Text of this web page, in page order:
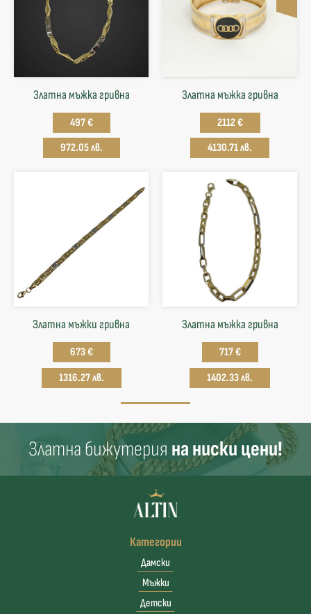
Златна мъжка гривна
497 €
972.05 лв.
Златна мъжка гривна
2112 €
4130.71 лв.
Златна мъжки гривна
673 €
1316.27 лв.
Златна мъжка гривна
717 €
1402.33 лв.
Златна бижутерия на ниски цени!
Категории
Дамски
Мъжки
Детски